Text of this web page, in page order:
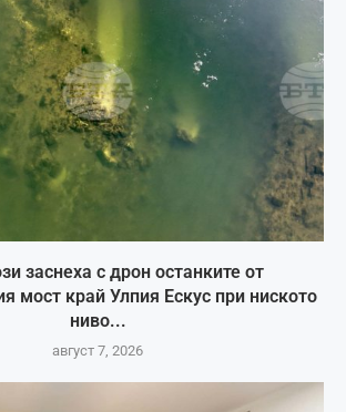
заснеха с дрон останките от
мост край Улпия Ескус при ниското
ниво...
август 7, 2026